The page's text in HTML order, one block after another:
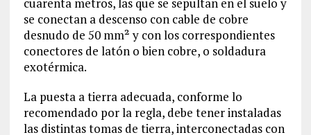
se conectan a descenso con cable de cobre
desnudo de 50 mm² y con los correspondientes
conectores de latón o bien cobre, o soldadura
exotérmica.
La puesta a tierra adecuada, conforme lo
recomendado por la regla, debe tener instaladas
las distintas tomas de tierra, interconectadas con